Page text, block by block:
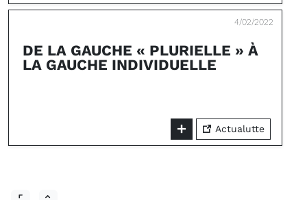
4/02/2022
DE LA GAUCHE « PLURIELLE » À
LA GAUCHE INDIVIDUELLE
Actualutte